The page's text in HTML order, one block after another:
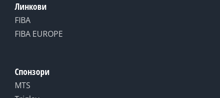
Линкови
FIBA
FIBA EUROPE
Спонзори
MTS